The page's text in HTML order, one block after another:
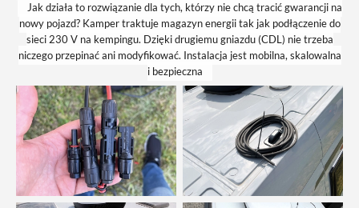
Jak działa to rozwiązanie dla tych, którzy nie chcą tracić gwarancji na
nowy pojazd? Kamper traktuje magazyn energii tak jak podłączenie do
sieci 230 V na kempingu. Dzięki drugiemu gniazdu (CDL) nie trzeba
niczego przepinać ani modyfikować. Instalacja jest mobilna, skalowalna
i bezpieczna